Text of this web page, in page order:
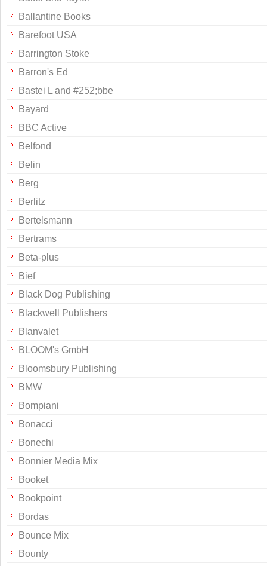
Ballantine Books
Barefoot USA
Barrington Stoke
Barron's Ed
Bastei L and #252;bbe
Bayard
BBC Active
Belfond
Belin
Berg
Berlitz
Bertelsmann
Bertrams
Beta-plus
Bief
Black Dog Publishing
Blackwell Publishers
Blanvalet
BLOOM's GmbH
Bloomsbury Publishing
BMW
Bompiani
Bonacci
Bonechi
Bonnier Media Mix
Booket
Bookpoint
Bordas
Bounce Mix
Bounty